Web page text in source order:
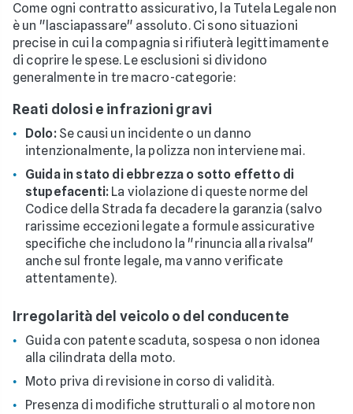
Come ogni contratto assicurativo, la Tutela Legale non
è un "lasciapassare" assoluto. Ci sono situazioni
precise in cui la compagnia si rifiuterà legittimamente
di coprire le spese. Le esclusioni si dividono
generalmente in tre macro-categorie:
Reati dolosi e infrazioni gravi
Dolo:Se causi un incidente o un danno
intenzionalmente, la polizza non interviene mai.
Guida in stato di ebbrezza o sotto effetto di
stupefacenti: La violazione di queste norme del
Codice della Strada fa decadere la garanzia (salvo
rarissime eccezioni legate a formule assicurative
specifiche che includono la "rinuncia alla rivalsa"
anche sul fronte legale, ma vanno verificate
attentamente).
Irregolarità del veicolo o del conducente
Guida con patente scaduta, sospesa o non idonea
alla cilindrata della moto.
Moto priva di revisione in corso di validità.
Presenza di modifiche strutturali o al motore non